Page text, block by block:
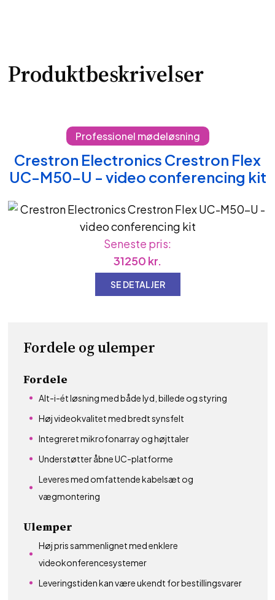
Produktbeskrivelser
Professionel mødeløsning
Crestron Electronics Crestron Flex
UC-M50-U - video conferencing kit
Fordele og ulemper
Fordele
Alt-i-ét løsning med både lyd, billede og styring
Høj videokvalitet med bredt synsfelt
Integreret mikrofonarray og højttaler
Understøtter åbne UC-platforme
Leveres med omfattende kabelsæt og
vægmontering
Ulemper
Høj pris sammenlignet med enklere
videokonferencesystemer
Leveringstiden kan være ukendt for bestillingsvarer
Seneste pris:
31250 kr.
SE DETALJER